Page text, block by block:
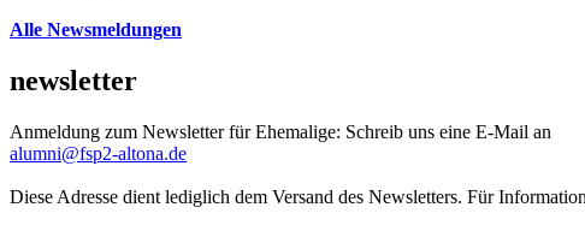
Alle Newsmeldungen
newsletter
Anmeldung zum Newsletter für Ehemalige: Schreib uns eine E-Mail an
alumni@fsp2-altona.de
Diese Adresse dient lediglich dem Versand des Newsletters. Für